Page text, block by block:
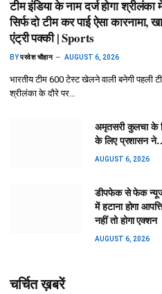
टीम इंडिया के नाम दर्ज होगा श्रीलंका
सिर्फ दो टीम कर पाई ऐसा कारनामा,
एंट्री पक्की | Sports
BYपरवेश चौहान AUGUST 6, 2026
भारतीय टीम 600 टेस्ट खेलने वाली बनेगी पहली
श्रीलंका के दौरे पर…
अमृतसरी कुलचा के
के लिए प्रशासन
AUGUST 6, 2026
डीपफेक से फेक
में हटाना होगा
नहीं तो होगा एक्शन
AUGUST 6, 2026
चर्चित ख़बरें